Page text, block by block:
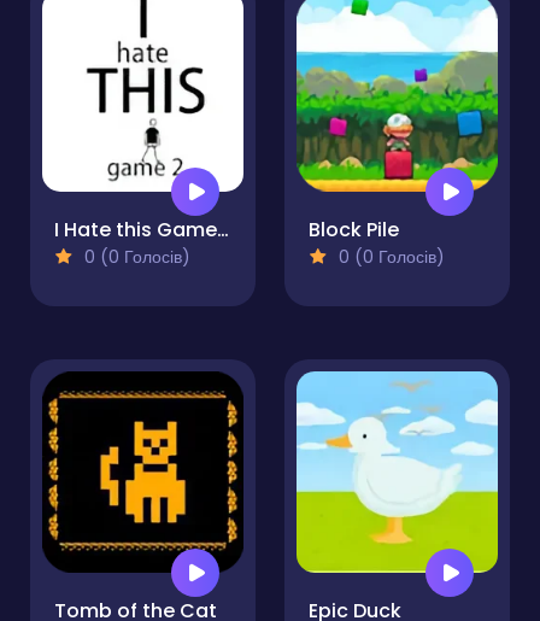
I Hate this Game 2
0 (0 Голосів)
Block Pile
0 (0 Голосів)
Tomb of the Cat Epic Duck